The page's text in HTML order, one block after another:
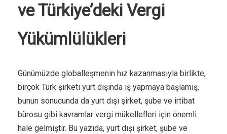
ve Türkiye’deki Vergi
Yükümlülükleri
Günümüzde globalleşmenin hız kazanmasıyla birlikte,
birçok Türk şirketi yurt dışında iş yapmaya başlamış,
bunun sonucunda da yurt dışı şirket, şube ve irtibat
bürosu gibi kavramlar vergi mükellefleri için önemli
hale gelmiştir. Bu yazıda, yurt dışı şirket, şube ve